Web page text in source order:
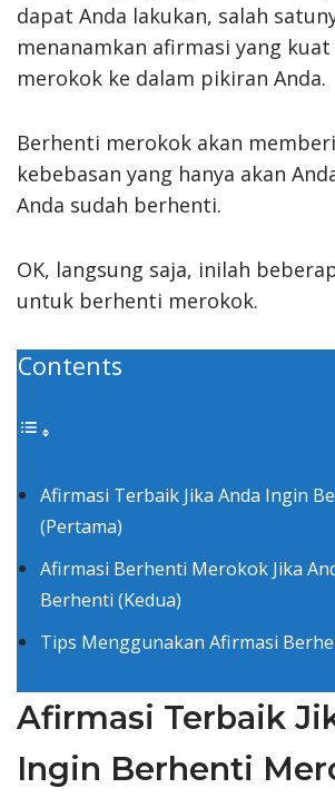
dapat Anda lakukan, salah
menanamkan afirmasi yang
merokok ke dalam pikiran Anda.
Berhenti merokok akan
kebebasan yang hanya akan
Anda sudah berhenti.
OK, langsung saja, inilah
untuk berhenti merokok.
Contents
Afirmasi Terbaik Jika Anda Ingin
(Pertama)
Afirmasi Berhenti Merokok Jika
Berhenti (Kedua)
Tips Menggunakan Afirmasi
Afirmasi Terbaik
Ingin Berhenti